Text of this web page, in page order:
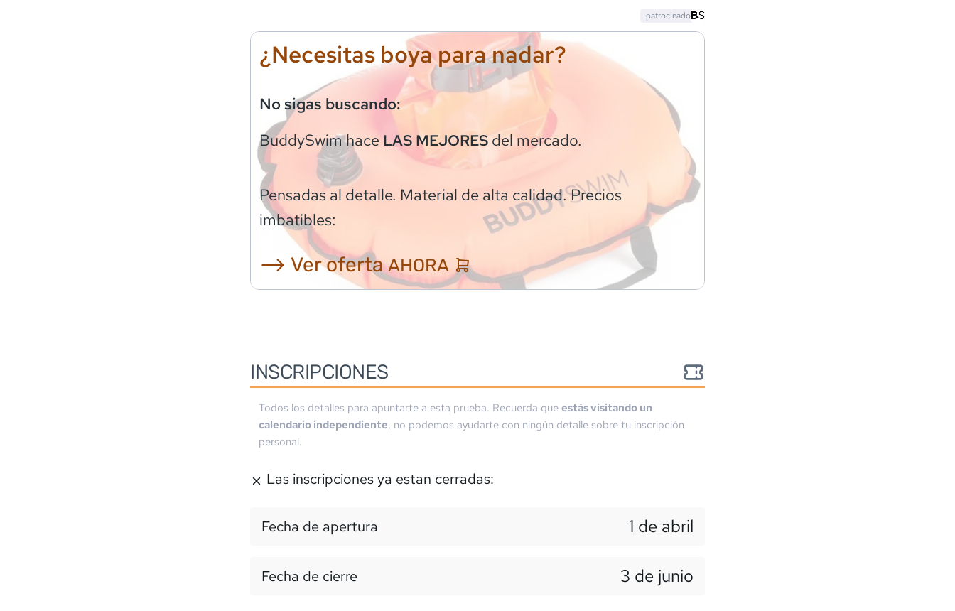
¿Necesitas boya para nadar?
No sigas buscando:
BuddySwimhaceLAS MEJORESdel mercado.
Pensadas al detalle. Material de alta calidad. Precios
imbatibles:
⟶ Ver ofertaAHORA
patrocinado
INSCRIPCIONES
Todos los detalles para apuntarte a esta prueba. Recuerda que estás visitando un
calendario independiente, no podemos ayudarte con ningún detalle sobre tu inscripción
personal.
Las inscripciones ya estan cerradas:
Fecha de apertura 1 de abril
Fecha de cierre 3 de junio